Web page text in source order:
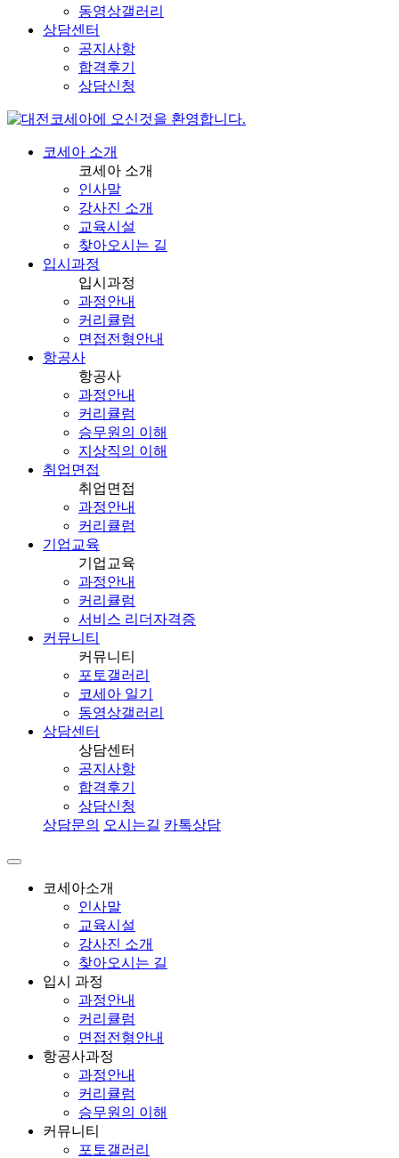
동영상갤러리
상담센터
공지사항
합격후기
상담신청
코세아 소개
코세아 소개
인사말
강사진 소개
교육시설
찾아오시는 길
입시과정
입시과정
과정안내
커리큘럼
면접전형안내
항공사
항공사
과정안내
커리큘럼
승무원의 이해
지상직의 이해
취업면접
취업면접
과정안내
커리큘럼
기업교육
기업교육
과정안내
커리큘럼
서비스 리더자격증
커뮤니티
커뮤니티
포토갤러리
코세아 일기
동영상갤러리
상담센터
상담센터
공지사항
합격후기
상담신청
상담문의 오시는길 카톡상담
코세아소개
인사말
교육시설
강사진 소개
찾아오시는 길
입시 과정
과정안내
커리큘럼
면접전형안내
항공사과정
과정안내
커리큘럼
승무원의 이해
커뮤니티
포토갤러리